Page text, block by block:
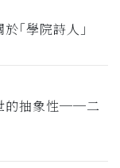
｢學院詩人｣
的抽象性──二